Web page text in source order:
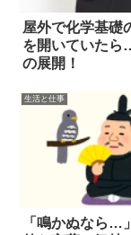
屋外で化学基礎
を開いていたら
の展開！
生活と仕事
「鳴かぬなら…